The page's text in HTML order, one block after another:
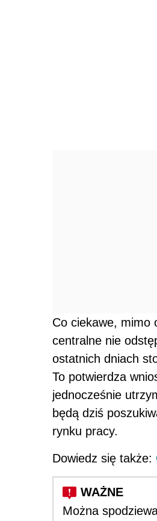
Co ciekawe, mimo
centralne nie
ostatnich dniach
To potwierdza
jednocześnie
będą dziś
rynku pracy.
Dowiedz się także:
Można